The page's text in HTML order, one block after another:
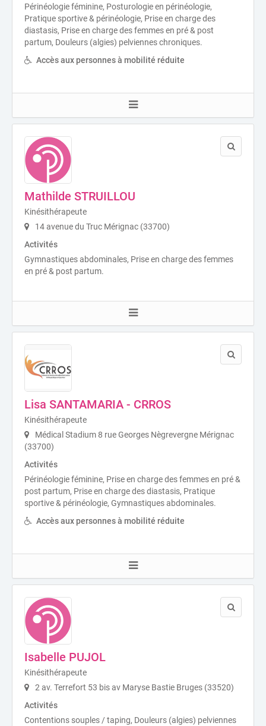
Périnéologie féminine, Posturologie en périnéologie,
Pratique sportive & périnéologie, Prise en charge des
diastasis, Prise en charge des femmes en pré & post
partum, Douleurs (algies) pelviennes chroniques.
Accès aux personnes à mobilité réduite
Mathilde STRUILLOU
Kinésithérapeute
14 avenue du Truc Mérignac (33700)
Activités
Gymnastiques abdominales, Prise en charge des femmes
en pré & post partum.
Lisa SANTAMARIA - CRROS
Kinésithérapeute
Médical Stadium 8 rue Georges Nègrevergne Mérignac
(33700)
Activités
Périnéologie féminine, Prise en charge des femmes en pré &
post partum, Prise en charge des diastasis, Pratique
sportive & périnéologie, Gymnastiques abdominales.
Accès aux personnes à mobilité réduite
Isabelle PUJOL
Kinésithérapeute
2 av. Terrefort 53 bis av Maryse Bastie Bruges (33520)
Activités
Contentions souples / taping, Douleurs (algies) pelviennes